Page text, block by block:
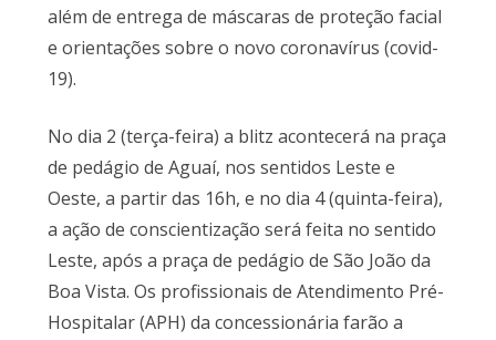
além de entrega de máscaras de proteção facial
e orientações sobre o novo coronavírus (covid-
19).
No dia 2 (terça-feira) a blitz acontecerá na praça
de pedágio de Aguaí, nos sentidos Leste e
Oeste, a partir das 16h, e no dia 4 (quinta-feira),
a ação de conscientização será feita no sentido
Leste, após a praça de pedágio de São João da
Boa Vista. Os profissionais de Atendimento Pré-
Hospitalar (APH) da concessionária farão a